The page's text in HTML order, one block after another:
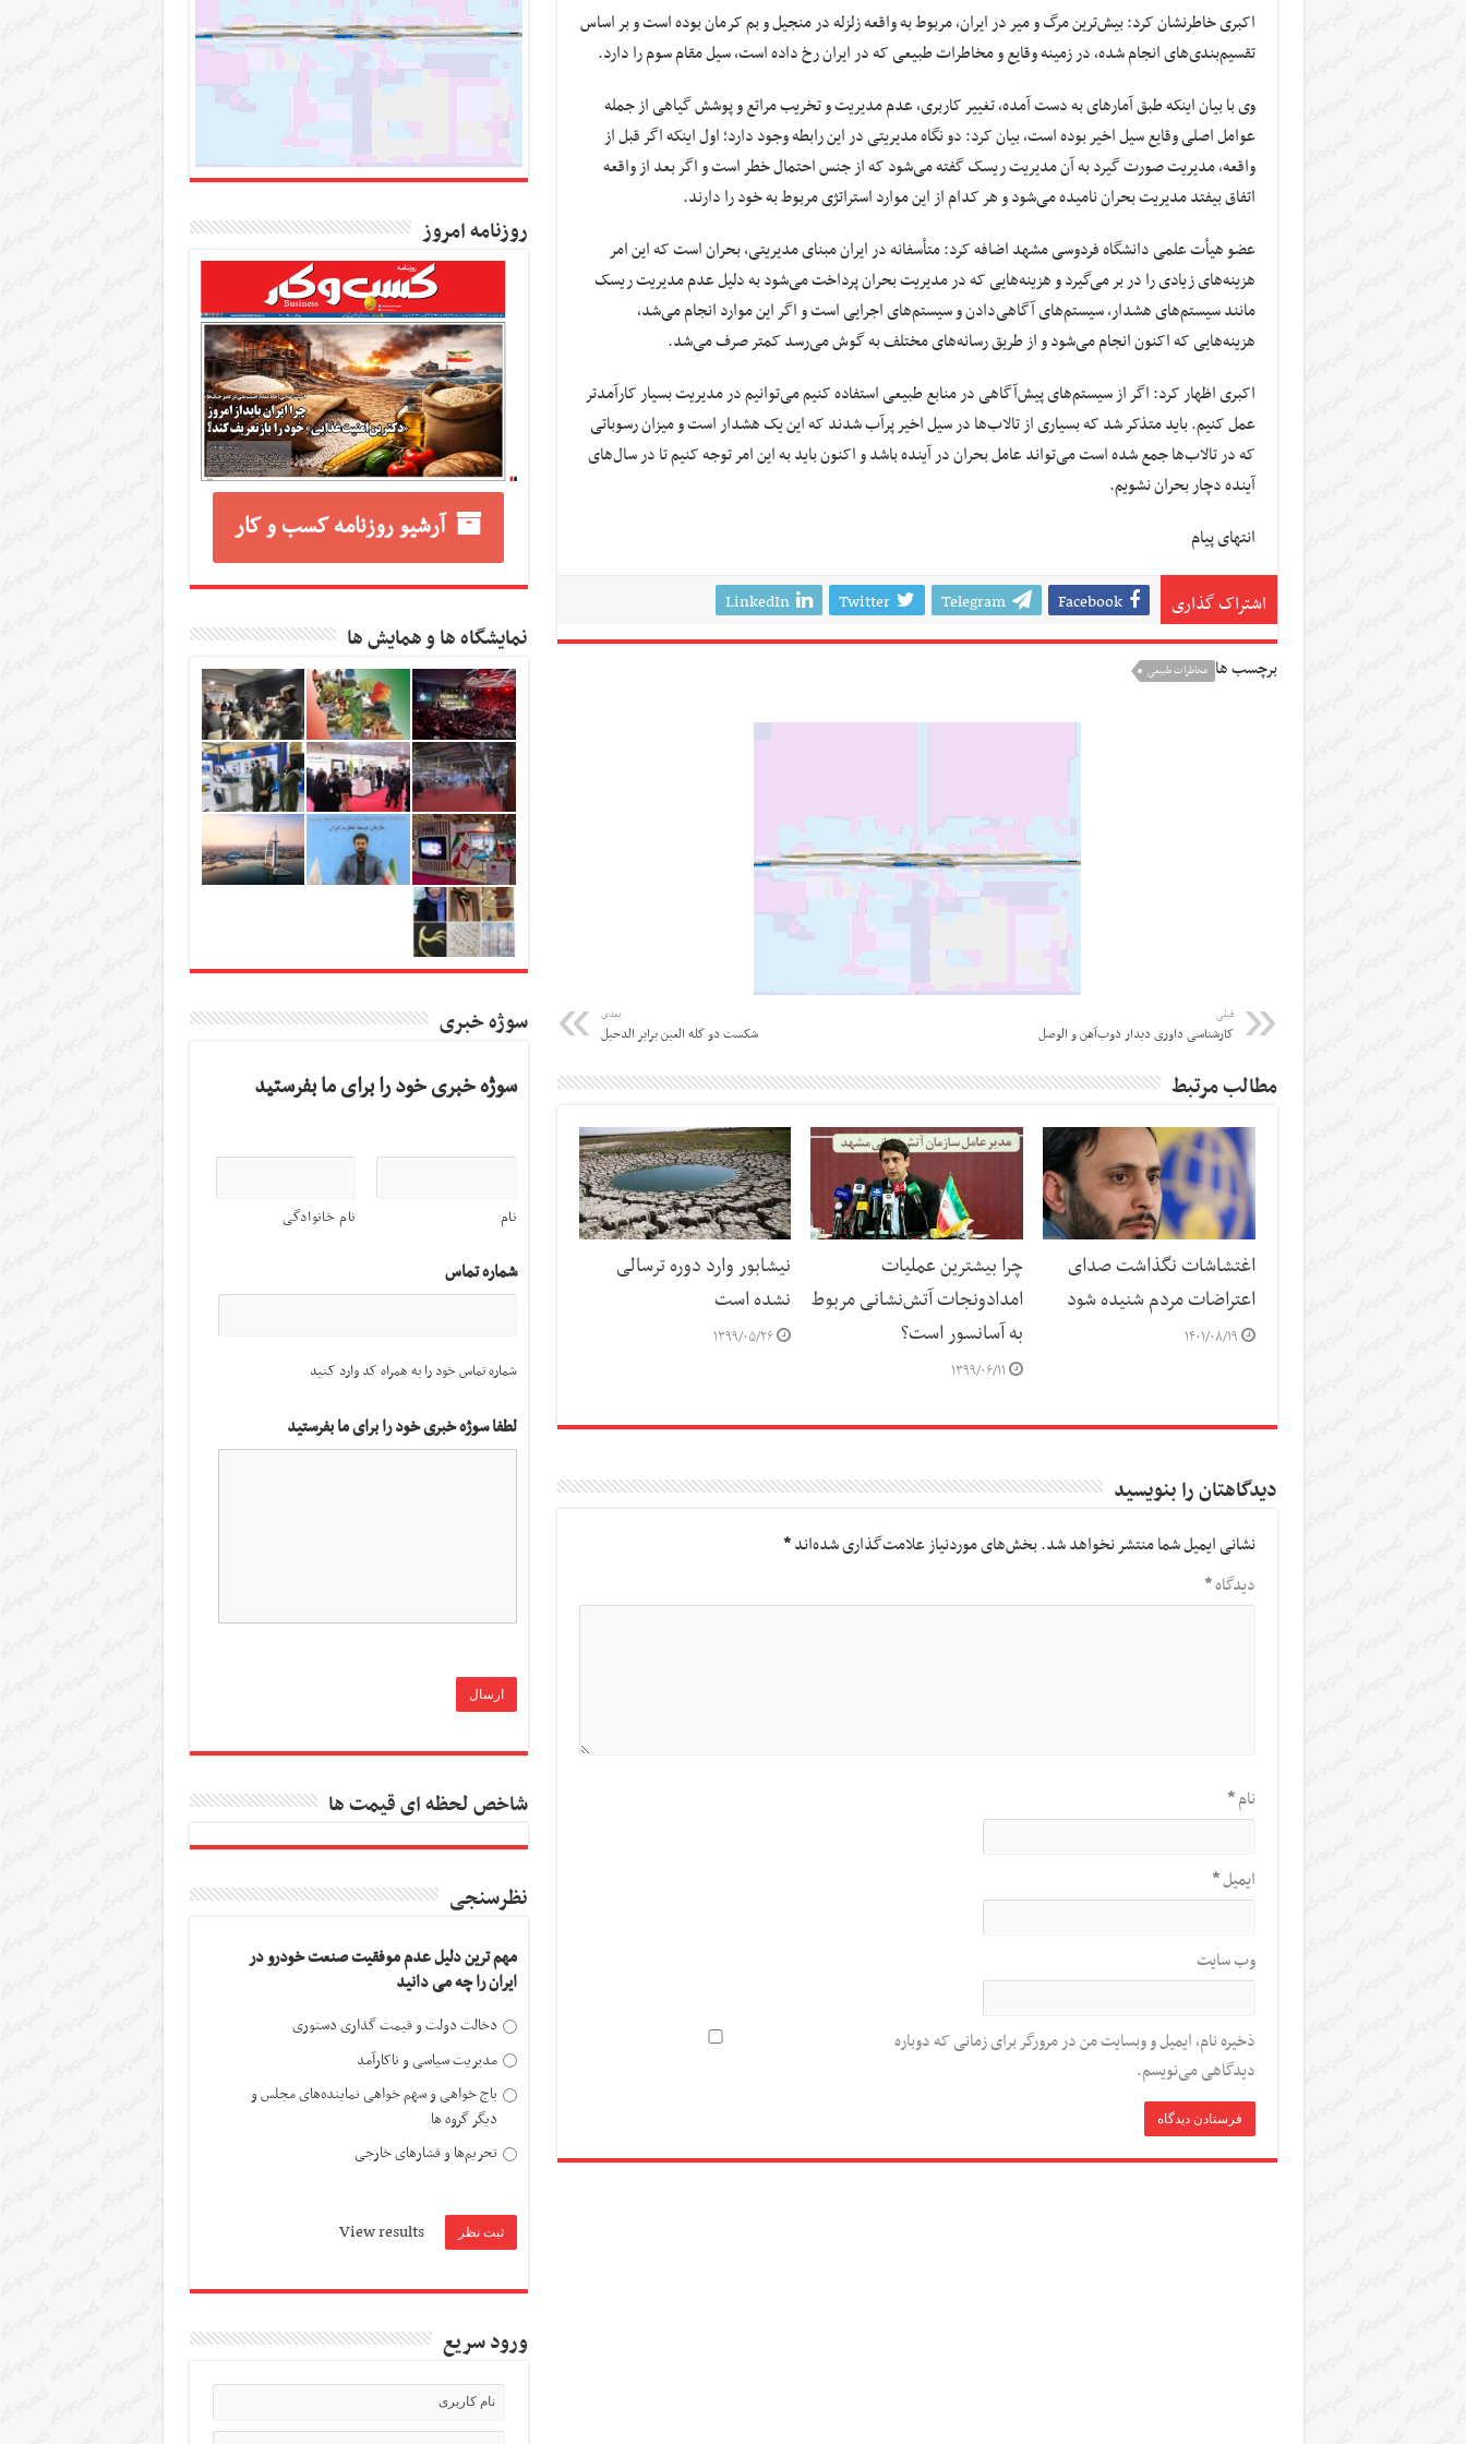
اکبری خاطرنشان کرد: بیش‌ترین مرگ ومیردر ایران، مربوط به واقعه زلزله در منجیل و بم کرمان بوده است و بر اساس
تقسیم‌بندی‌های انجام شده، در زمینه وقایع و مخاطرات طبیعی که در ایران رخ داده است، سیل مقام سوم را دارد.
وی با بیان اینکه طبق آمارهای به دست آمده، تغییر کاربری، عدم مدیریت و تخریب مراتع و پوشش گیاهی از جمله
عوامل اصلی وقایع سیل اخیر بوده است، بیان کرد: دو نگاه مدیریتی در این رابطه وجود دارد؛ اول اینکه اگر قبل از
واقعه، مدیریت صورت گیرد به آن مدیریت ریسک گفته می‌شود که از جنس احتمال خطر است و اگر بعد از واقعه
اتفاق بیفتد مدیریت بحران نامیده می‌شود و هر کدام از این موارد استراتژی مربوط به خود را دارند.
عضو هیأت علمی دانشگاه فردوسی مشهد اضافه کرد: متأسفانه در ایران مبنای مدیریتی، بحران است که این امر
هزینه‌های زیادی را در بر می‌گیرد و هزینه‌هایی که در مدیریت بحران پرداخت می‌شود به دلیل عدم مدیریت ریسک
مانند سیستم‌های هشدار، سیستم‌های آگاهی‌دادن و سیستم‌های اجرایی است و اگر این موارد انجام می‌شد،
هزینه‌هایی که اکنون انجام می‌شود و از طریق رسانه‌های مختلف به گوش می‌رسد کمتر صرف می‌شد.
اکبری اظهار کرد: اگر از سیستم‌های پیش‌آگاهی در منابع طبیعی استفاده کنیم می‌توانیم در مدیریت بسیار کارآمدتر
عمل کنیم. باید متذکر شد که بسیاری از تالاب‌ها در سیل اخیر پرآب شدند که این یک هشدار است و میزان رسوباتی
که در تالاب‌ها جمع شده است می‌تواند عامل بحران در آینده باشد و اکنون باید به این امر توجه کنیم تا در سال‌های
آینده دچار بحران نشویم.
انتهای پیام
اشتراک گذاری Facebook
Telegram
Twitter
LinkedIn
برچسب ها مخاطرات طبیعی
قبلی
کارشناسی داوری دیدار ذوب‌آهن و الوصل
بعدی
شکست دو گله العین برابر الدحیل
مطالب مرتبط
اغتشاشات نگذاشت صدای
اعتراضات مردم شنیده شود
۱۴۰۱/۰۸/۱۹
چرا بیشترین عملیات
امدادونجات آتش‌نشانی مربوط
به آسانسور است؟
۱۳۹۹/۰۶/۱۱
نیشابور وارد دوره ترسالی
نشده است
۱۳۹۹/۰۵/۲۶
دیدگاهتان را بنویسید
نشانی ایمیل شما منتشر نخواهد شد.بخش‌های موردنیاز علامت‌گذاری شده‌اند*
دیدگاه*
نام*
ایمیل*
وب‌ سایت
ذخیره نام، ایمیل و وبسایت من در مرورگر برای زمانی که دوباره
دیدگاهی می‌نویسم.
روزنامه امروز
آرشیو روزنامه کسب و کار
نمایشگاه ها و همایش ها
سوژه خبری
سوژه خبری خود را برای ما بفرستید
نام نام خانوادگی
شماره تماس
شماره تماس خود را به همراه کد وارد کنید
لطفا سوژه خبری خود را برای ما بفرستید
شاخص لحظه ای قیمت ها
نظرسنجی
مهم ترین دلیل عدم موفقیت صنعت خودرو در
ایران را چه می دانید
دخالت دولت و قیمت گذاری دستوری
مدیریت سیاسی و ناکارآمد
باج خواهی و سهم خواهی نماینده‌های مجلس و
دیگر گروه ها
تحریم‌ها و فشارهای خارجی
View results
ورود سریع